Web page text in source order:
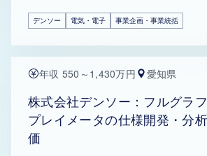
デンソー 電気・電子 事業企画・事業統括
年収 550～1,430万円 愛知県
株式会社デンソー：フルグラ
プレイメータの仕様開発・分
価